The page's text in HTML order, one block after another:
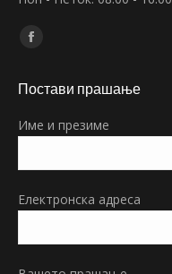
Find us on:
Facebook
opens
new
Постави прашање
Име и презиме
Електронска адреса